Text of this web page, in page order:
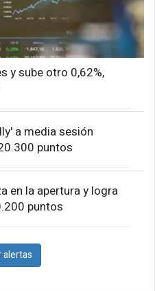
y sube otro 0,62%,
a media sesión
puntos
en la apertura y logra
puntos
alertas